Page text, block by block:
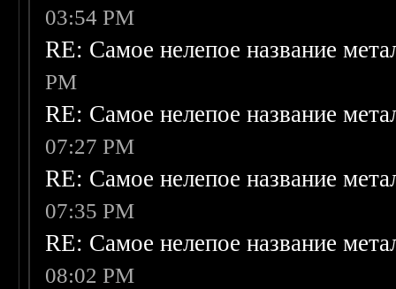
03:54 PM
RE: Самое нелепое название
PM
RE: Самое нелепое название
07:27 PM
RE: Самое нелепое название
07:35 PM
RE: Самое нелепое название
08:02 PM